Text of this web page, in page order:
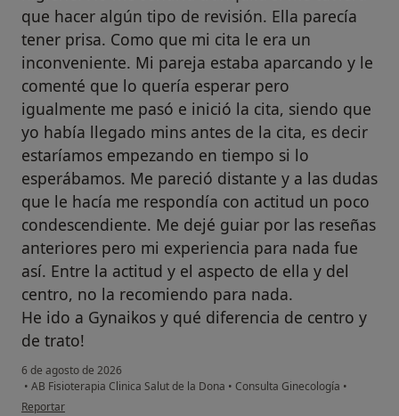
que hacer algún tipo de revisión. Ella parecía
tener prisa. Como que mi cita le era un
inconveniente. Mi pareja estaba aparcando y le
comenté que lo quería esperar pero
igualmente me pasó e inició la cita, siendo que
yo había llegado mins antes de la cita, es decir
estaríamos empezando en tiempo si lo
esperábamos. Me pareció distante y a las dudas
que le hacía me respondía con actitud un poco
condescendiente. Me dejé guiar por las reseñas
anteriores pero mi experiencia para nada fue
así. Entre la actitud y el aspecto de ella y del
centro, no la recomiendo para nada.
He ido a Gynaikos y qué diferencia de centro y
de trato!
6 de agosto de 2026
• AB Fisioterapia Clinica Salut de la Dona • Consulta Ginecología •
en opinión del usuario CV
Reportar